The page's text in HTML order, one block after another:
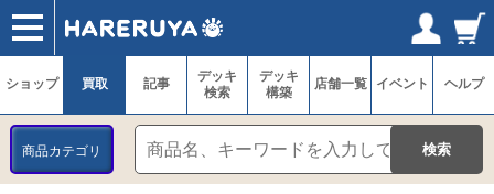
ショップ
買取
記事
デッキ検索
デッキ構築
選手一覧
店舗一覧
イベント
ヘルプ
お問い合わせ ログイン／会員登録
マイページ
ショップ 買取 記事
デッキ
検索
デッキ
構築
店舗一覧 イベント ヘルプ
商品カテゴリ